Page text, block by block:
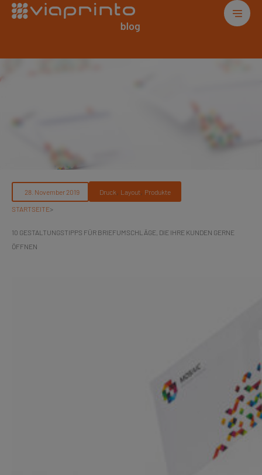
Druck , Layout, Produkte
STARTSEITE>
10 GESTALTUNGSTIPPS FÜR BRIEFUMSCHLÄGE, DIE IHRE KUNDEN GERNE
ÖFFNEN